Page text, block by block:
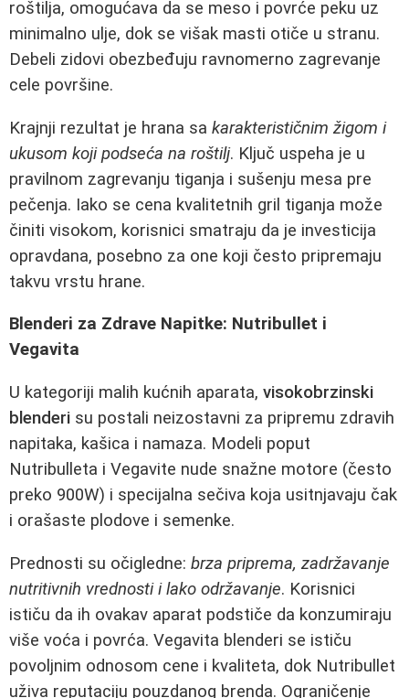
roštilja, omogućava da se meso i povrće peku uz
minimalno ulje, dok se višak masti otiče u stranu.
Debeli zidovi obezbeđuju ravnomerno zagrevanje
cele površine.
Krajnji rezultat je hrana sa karakterističnim žigom i
ukusom koji podseća na roštilj. Ključ uspeha je u
pravilnom zagrevanju tiganja i sušenju mesa pre
pečenja. Iako se cena kvalitetnih gril tiganja može
činiti visokom, korisnici smatraju da je investicija
opravdana, posebno za one koji često pripremaju
takvu vrstu hrane.
Blenderi za Zdrave Napitke: Nutribullet i
Vegavita
U kategoriji malih kućnih aparata, visokobrzinski
blenderi su postali neizostavni za pripremu zdravih
napitaka, kašica i namaza. Modeli poput
Nutribulleta i Vegavite nude snažne motore (često
preko 900W) i specijalna sečiva koja usitnjavaju čak
i orašaste plodove i semenke.
Prednosti su očigledne: brza priprema, zadržavanje
nutritivnih vrednosti i lako održavanje. Korisnici
ističu da ih ovakav aparat podstiče da konzumiraju
više voća i povrća. Vegavita blenderi se ističu
povoljnim odnosom cene i kvaliteta, dok Nutribullet
uživa reputaciju pouzdanog brenda. Ograničenje